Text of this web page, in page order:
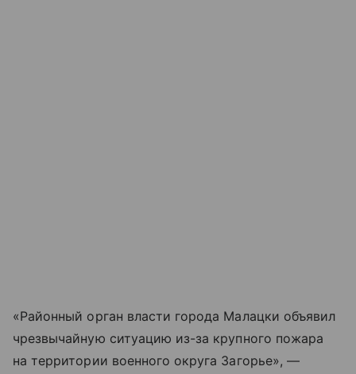
«Районный орган власти города Малацки объявил
чрезвычайную ситуацию из-за крупного пожара
на территории военного округа Загорье», —